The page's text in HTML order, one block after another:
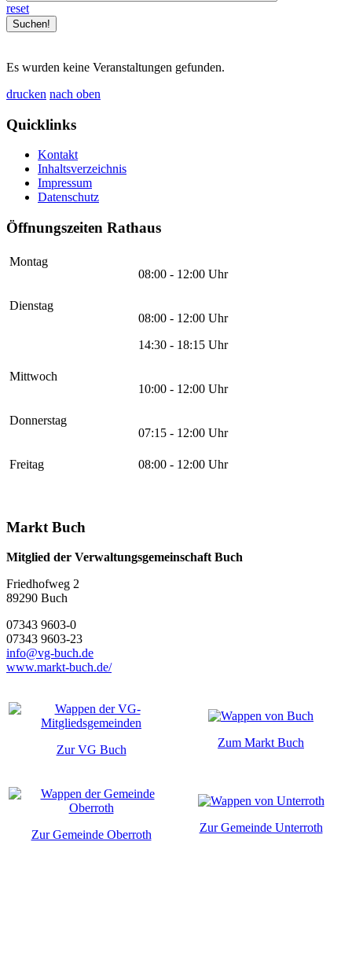
reset
Es wurden keine Veranstaltungen gefunden.
drucken nach oben
Quicklinks
Kontakt
Inhaltsverzeichnis
Impressum
Datenschutz
Öffnungszeiten Rathaus
Montag
08:00 - 12:00 Uhr
Dienstag
08:00 - 12:00 Uhr
14:30 - 18:15 Uhr
Mittwoch
10:00 - 12:00 Uhr
Donnerstag
07:15 - 12:00 Uhr
Freitag 08:00 - 12:00 Uhr
Markt Buch
Mitglied der Verwaltungsgemeinschaft Buch
Friedhofweg 2
89290 Buch
07343 9603-0
07343 9603-23
info@vg-buch.de
www.markt-buch.de/
Zur VG Buch
Zum Markt Buch
Zur Gemeinde Oberroth
Zur Gemeinde Unterroth